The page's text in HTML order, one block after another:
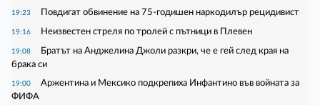
19:23 Повдигат обвинение на 75-годишен наркодилър рецидивист
19:16 Неизвестен стреля по тролей с пътници в Плевен
19:08
Братът на Анджелина Джоли разкри, че е гей след края на
брака си
19:00
Аржентина и Мексико подкрепиха Инфантино във войната за
ФИФА